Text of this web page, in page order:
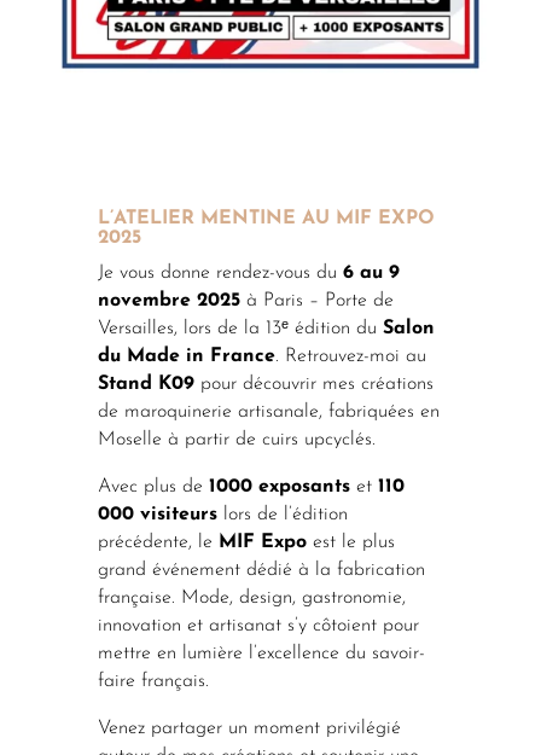
L’ATELIER MENTINE AU MIF EXPO
2025
Je vous donne rendez-vous du 6 au 9
novembre 2025à Paris – Porte de
Versailles, lors de la 13ᵉ édition du Salon
du Made in France. Retrouvez-moi au
Stand K09pour découvrir mes créations
de maroquinerie artisanale, fabriquées en
Moselle à partir de cuirs upcyclés.
Avec plus de 1000 exposantset 110
000 visiteurslors de l’édition
précédente, le MIF Expoest le plus
grand événement dédié à la fabrication
française. Mode, design, gastronomie,
innovation et artisanat s’y côtoient pour
mettre en lumière l’excellence du savoir-
faire français.
Venez partager un moment privilégié